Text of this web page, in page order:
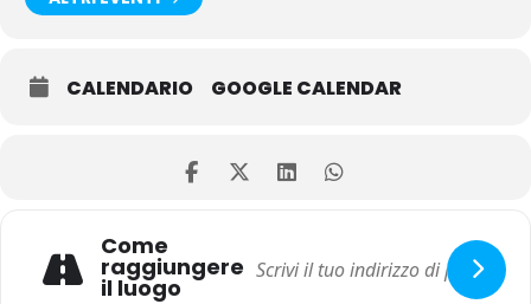
CALENDARIO GOOGLE CALENDAR
Come
raggiungere
il luogo